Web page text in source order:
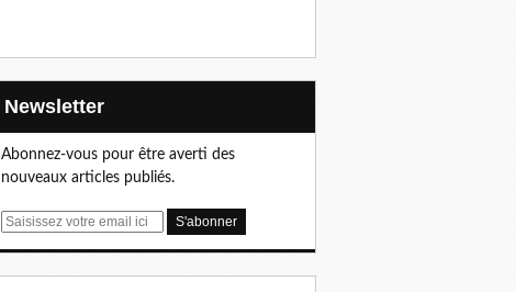
Newsletter
Abonnez-vous pour être averti des
nouveaux articles publiés.
E